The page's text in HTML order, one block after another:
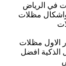
في الرياض
مظلات
الاول مظلات
الذكية افضل